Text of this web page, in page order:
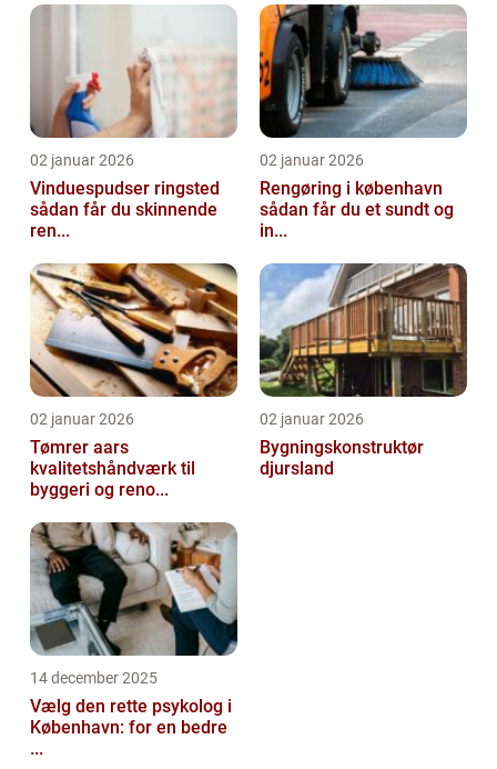
02 januar 2026
Vinduespudser ringsted
sådan får du skinnende
ren...
02 januar 2026
Rengøring i københavn
sådan får du et sundt og
in...
02 januar 2026
Tømrer aars
kvalitetshåndværk til
byggeri og reno...
02 januar 2026
Bygningskonstruktør
djursland
14 december 2025
Vælg den rette psykolog i
København: for en bedre
...